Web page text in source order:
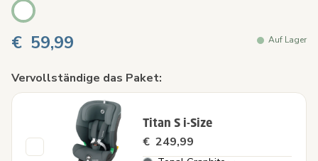
€ 59,99 Auf Lager
Vervollständige das Paket:
Titan S i-Size
€ 249,99